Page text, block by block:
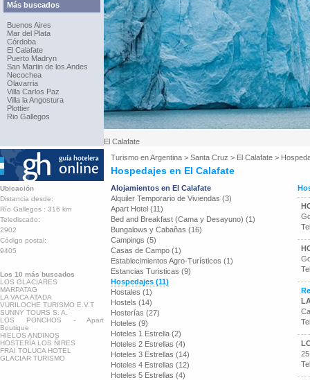
Más buscados
Buenos Aires
Mar del Plata
Córdoba
El Calafate
Puerto Madryn
San Martin de los Andes
Necochea
Olavarria
Villa Carlos Paz
Villa la Angostura
Plottier
Rio Gallegos
El Calafate
Turismo enArgentina > Santa Cruz > El Calafate >
Hospedajes en El Calafate
Ubicación
Distancia desde:
Río Gallegos : 316 km
Telediscado:
2902
Código postal:
9405
Los 10 más buscados
LOS GLACIARES
MARPATAG
LA VACA ATADA
VURILOCHE TURISMO E.V.T
SUNNY TOURS S. A.
LOS PONCHOS - Apart
Boutique
HIELOS ANDINOS
HOSTERÍA LOS ÑIRES
FRAI TOLUCA HOTEL
GLACIAR TURISMO
Alojamientos en El Calafate
Alquiler Temporario de Viviendas (3)
Apart Hotel (11)
Bed and Breakfast (Cama y Desayuno) (1)
Bungalows y Cabañas (16)
Campings (5)
Casas de Campo (1)
Establecimientos Agro-Turísticos (1)
Estancias Turisticas (9)
Hospedajes (11)
Hostales (1)
Hostels (14)
Hosterías (27)
Hoteles (9)
Hoteles 1 Estrella (2)
Hoteles 2 Estrellas (4)
Hoteles 3 Estrellas (14)
Hoteles 4 Estrellas (12)
Hoteles 5 Estrellas (4)